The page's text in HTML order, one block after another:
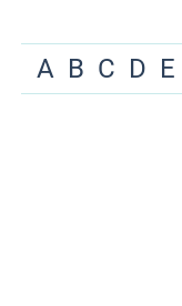
A B C D E